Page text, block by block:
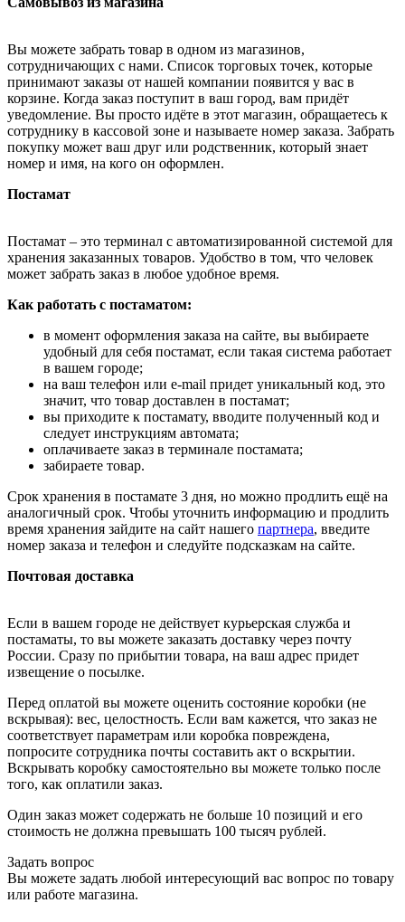
Вы можете забрать товар в одном из магазинов,
сотрудничающих с нами. Список торговых точек, которые
принимают заказы от нашей компании появится у вас в
корзине. Когда заказ поступит в ваш город, вам придёт
уведомление. Вы просто идёте в этот магазин, обращаетесь к
сотруднику в кассовой зоне и называете номер заказа. Забрать
покупку может ваш друг или родственник, который знает
номер и имя, на кого он оформлен.
Постамат
Постамат – это терминал с автоматизированной системой для
хранения заказанных товаров. Удобство в том, что человек
может забрать заказ в любое удобное время.
Как работать с постаматом:
в момент оформления заказа на сайте, вы выбираете
удобный для себя постамат, если такая система работает
в вашем городе;
на ваш телефон или e-mail придет уникальный код, это
значит, что товар доставлен в постамат;
вы приходите к постамату, вводите полученный код и
следует инструкциям автомата;
оплачиваете заказ в терминале постамата;
забираете товар.
Срок хранения в постамате 3 дня, но можно продлить ещё на
аналогичный срок. Чтобы уточнить информацию и продлить
время хранения зайдите на сайт нашего партнера, введите
номер заказа и телефон и следуйте подсказкам на сайте.
Почтовая доставка
Если в вашем городе не действует курьерская служба и
постаматы, то вы можете заказать доставку через почту
России. Сразу по прибытии товара, на ваш адрес придет
извещение о посылке.
Перед оплатой вы можете оценить состояние коробки (не
вскрывая): вес, целостность. Если вам кажется, что заказ не
соответствует параметрам или коробка повреждена,
попросите сотрудника почты составить акт о вскрытии.
Вскрывать коробку самостоятельно вы можете только после
того, как оплатили заказ.
Один заказ может содержать не больше 10 позиций и его
стоимость не должна превышать 100 тысяч рублей.
Задать вопрос
Вы можете задать любой интересующий вас вопрос по товару
или работе магазина.